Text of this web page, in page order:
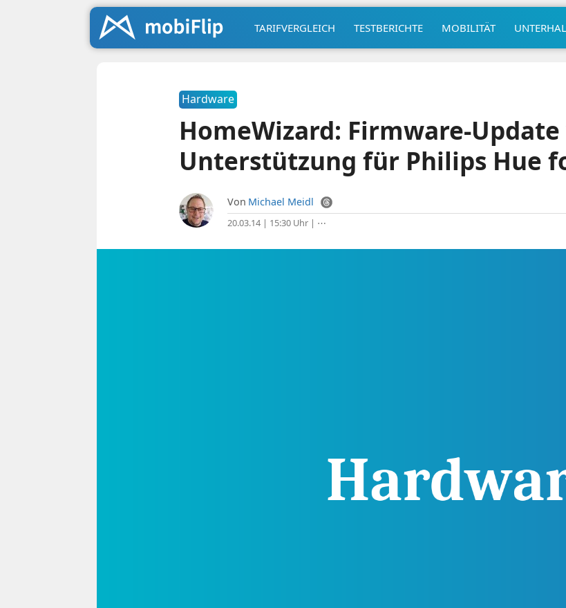
TARIFVERGLEICH TESTBERICHTE MOBILITÄT
Hardware
HomeWizard: Firmware-
Unterstützung für Philips Hue
Von Michael Meidl
20.03.14 | 15:30 Uhr| ⋯